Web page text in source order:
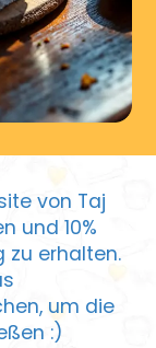
von Taj
und 10%
zu erhalten.
um die
:)